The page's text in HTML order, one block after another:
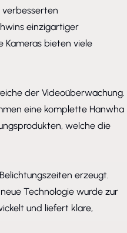
verbesserten
einzigartiger
Kameras bieten viele
der Videoüberwachung.
eine komplette Hanwha
welche die
erzeugt.
Technologie wurde zur
und liefert klare,